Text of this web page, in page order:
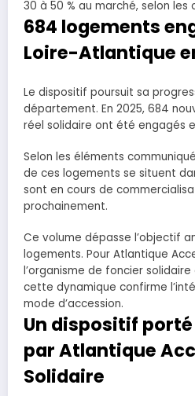
30 à 50 % au marché, selon les
684 logements
Loire-Atlantique
Le dispositif poursuit sa
département. En 2025, 684
réel solidaire ont été engagés
Selon les éléments
de ces logements se situent
sont en cours de
prochainement.
Ce volume dépasse l’objectif
logements. Pour Atlantique
l’organisme de foncier
cette dynamique confirme
mode d’accession.
Un dispositif
par Atlantique
Solidaire